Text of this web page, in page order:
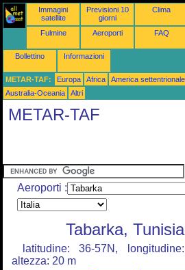
Immagini
satellite
Previsioni 10
giorni
Clima
Fulmine Aeroporti FAQ
Bollettino Informazioni
METAR-TAF: Europa Africa America settentrionale
Australia-Oceania
Altri
METAR-TAF
Aeroporti :
Tabarka, Tunisia
latitudine: 36-57N,
altezza: 20 m